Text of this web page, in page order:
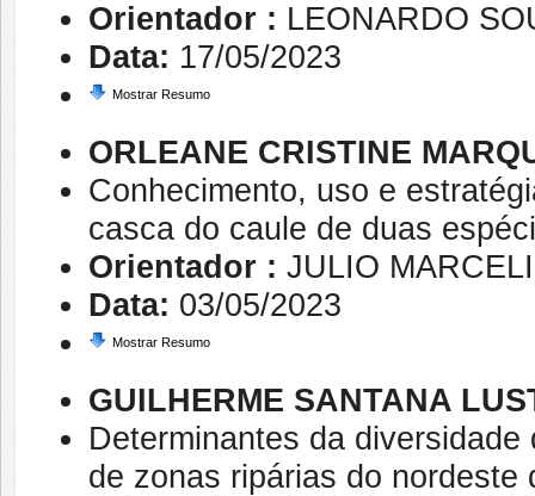
Orientador : LEONARDO
Data: 17/05/2023
Mostrar Resumo
ORLEANE CRISTINE
Conhecimento, uso e
casca do caule de duas
Orientador : JULIO
Data: 03/05/2023
Mostrar Resumo
GUILHERME SANTANA
Determinantes da
de zonas ripárias do nordeste